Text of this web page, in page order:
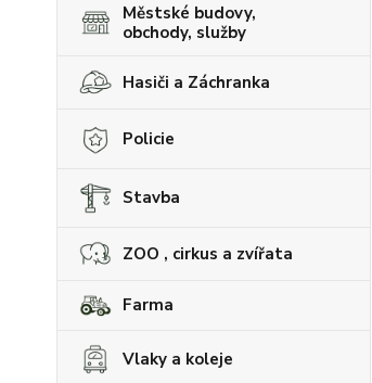
Městské budovy,
obchody, služby
Hasiči a Záchranka
Policie
Stavba
ZOO , cirkus a zvířata
Farma
Vlaky a koleje